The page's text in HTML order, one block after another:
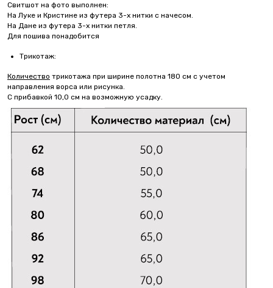
Свитшот на фото выполнен:
На Луке и Кристине из футера 3-х нитки с начесом.
На Дане из футера 3-х нитки петля.
Для пошива понадобится
Трикотаж:
Количество трикотажа при ширине полотна 180 см с учетом
направления ворса или рисунка.
С прибавкой 10,0 см на возможную усадку.